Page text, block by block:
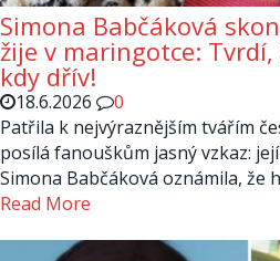
Simona Babčáková
žije v maringotce:
kdy dřív!
18.6.2026
0
Patřila k nejvýraznějším tvářím
posílá fanouškům jasný vzkaz:
Simona Babčáková oznámila, že
Read More